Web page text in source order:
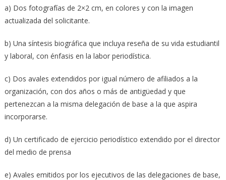
a) Dos fotografías de 2×2 cm, en colores y con la imagen
actualizada del solicitante.
b) Una síntesis biográfica que incluya reseña de su vida estudiantil
y laboral, con énfasis en la labor periodística.
c) Dos avales extendidos por igual número de afiliados a la
organización, con dos años o más de antigüedad y que
pertenezcan a la misma delegación de base a la que aspira
incorporarse.
d) Un certificado de ejercicio periodístico extendido por el director
del medio de prensa
e) Avales emitidos por los ejecutivos de las delegaciones de base,